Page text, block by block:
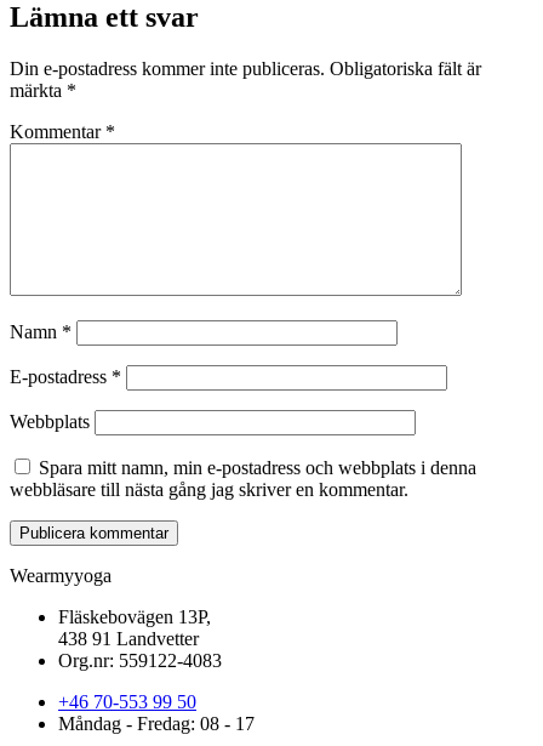
Lämna ett svar
Din e-postadress kommer inte publiceras. Obligatoriska fält är
märkta *
Kommentar *
Namn *
E-postadress *
Webbplats
Spara mitt namn, min e-postadress och webbplats i denna
webbläsare till nästa gång jag skriver en kommentar.
Wearmyyoga
Fläskebovägen 13P,
438 91 Landvetter
Org.nr: 559122-4083
+46 70-553 99 50
Måndag - Fredag: 08 - 17